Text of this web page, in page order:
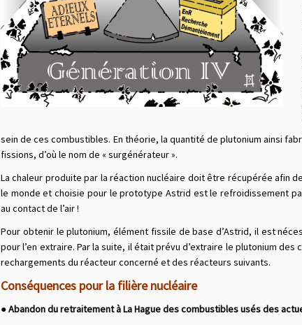
sein de ces combustibles. En théorie, la quantité de plutonium ainsi
fissions, d’où le nom de « surgénérateur ».
La chaleur produite par la réaction nucléaire doit être récupérée afin
le monde et choisie pour le prototype Astrid est le refroidissement
au contact de l’air !
Pour obtenir le plutonium, élément fissile de base d’Astrid, il est
pour l’en extraire. Par la suite, il était prévu d’extraire le plutonium
rechargements du réacteur concerné et des réacteurs suivants.
Conséquences pour la filière nucléaire
● Abandon du retraitement à La Hague des combustibles usés des